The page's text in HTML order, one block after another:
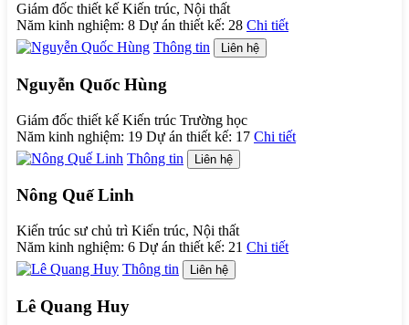
Giám đốc thiết kế Kiến trúc, Nội thất
Năm kinh nghiệm: 8 Dự án thiết kế: 28 Chi tiết
Thông tin
Liên hệ
Nguyễn Quốc Hùng
Giám đốc thiết kế Kiến trúc Trường học
Năm kinh nghiệm: 19 Dự án thiết kế: 17 Chi tiết
Thông tin
Liên hệ
Nông Quế Linh
Kiến trúc sư chủ trì Kiến trúc, Nội thất
Năm kinh nghiệm: 6 Dự án thiết kế: 21 Chi tiết
Thông tin
Liên hệ
Lê Quang Huy